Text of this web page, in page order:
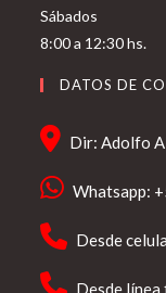
Sábados
8:00 a 12:30 hs.
DATOS DE
Dir: Adolfo
Whatsapp:
Desde
Desde